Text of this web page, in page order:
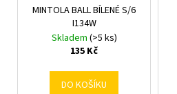
MINTOLA BALL BÍLENÉ S/6
I134W
Skladem (>5 ks)
135 Kč
DO KOŠÍKU